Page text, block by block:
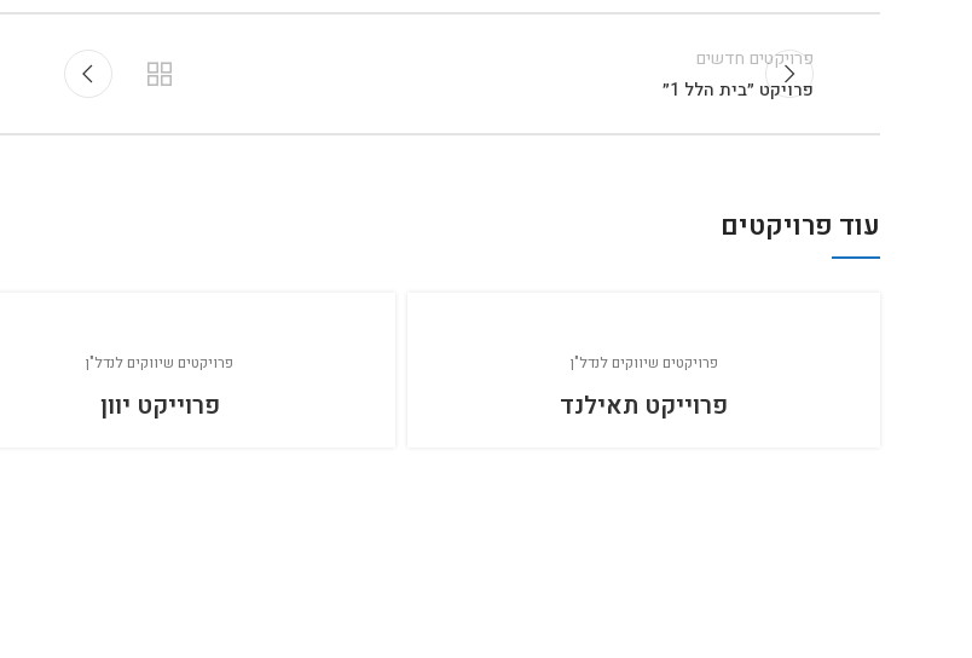
פרויקטים חדשים
פרויקט ״בית הלל 1״
עוד פרויקטים
פרויקטים שיווקים לנדל"ן
פרוייקט תאילנד
פרויקטים שיווקים לנדל"ן
פרוייקט יוון